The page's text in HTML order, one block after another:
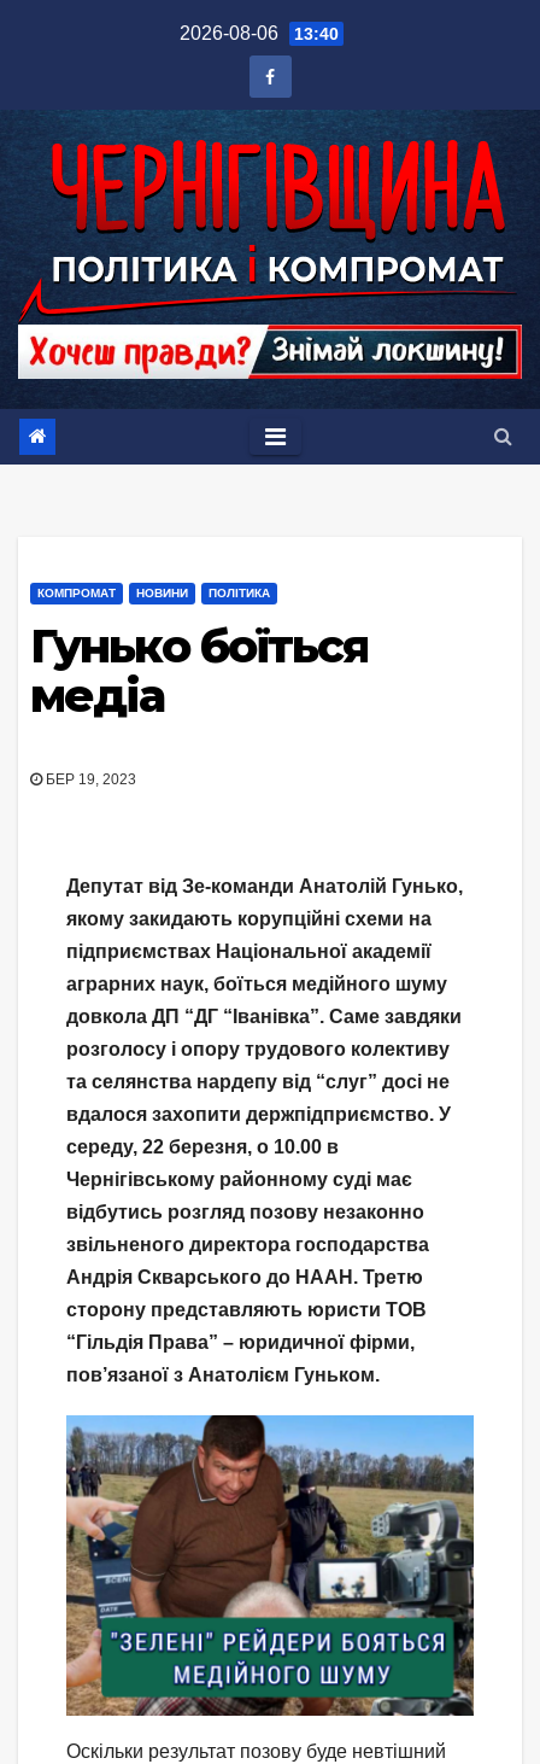
2026-08-06 13:40
КОМПРОМАТ НОВИНИ ПОЛІТИКА
Гунько боїться
медіа
БЕР 19, 2023
Депутат від Зе-команди Анатолій Гунько,
якому закидають корупційні схеми на
підприємствах Національної академії
аграрних наук, боїться медійного шуму
довкола ДП “ДГ “Іванівка”. Саме завдяки
розголосу і опору трудового колективу
та селянства нардепу від “слуг” досі не
вдалося захопити держпідприємство. У
середу, 22 березня, о 10.00 в
Чернігівському районному суді має
відбутись розгляд позову незаконно
звільненого директора господарства
Андрія Скварського до НААН. Третю
сторону представляють юристи ТОВ
“Гільдія Права” – юридичної фірми,
пов’язаної з Анатолієм Гуньком.
Оскільки результат позову буде невтішний